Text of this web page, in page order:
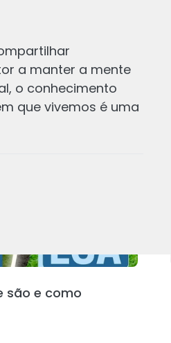
a manter a mente
o conhecimento
que vivemos é uma
são e como